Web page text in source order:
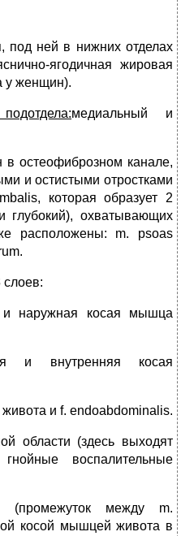
под ней в нижних отделах
ягодичная жировая
у женщин).
медиальный и
в остеофиброзном канале,
и остистыми отростками
которая об­разует 2
глубокий), охватывающих
расположены: m. psoas
слоев:
наружная косая мышца
и внутренняя косая
и f. endoabdominalis.
области (здесь выходят
воспалительные
(промежуток между m.
косой мышцей живота в